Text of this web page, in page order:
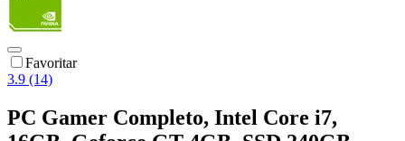
Favoritar
3.9 (14)
PC Gamer Completo, Intel Core i7,